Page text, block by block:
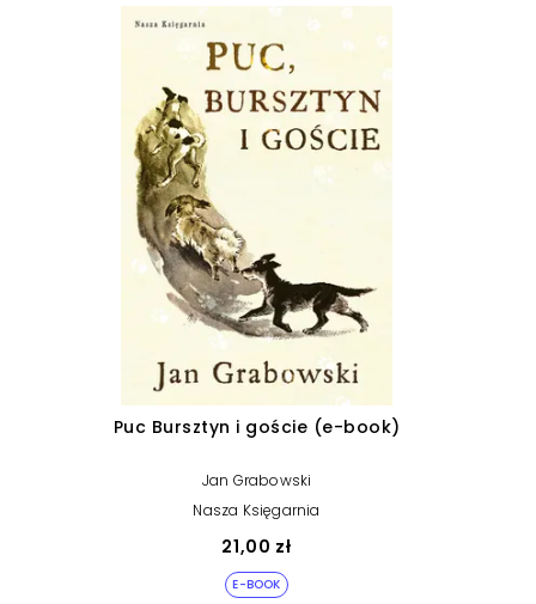
Puc Bursztyn i goście (e-book)
Jan Grabowski
Nasza Księgarnia
21,00 zł
E-BOOK